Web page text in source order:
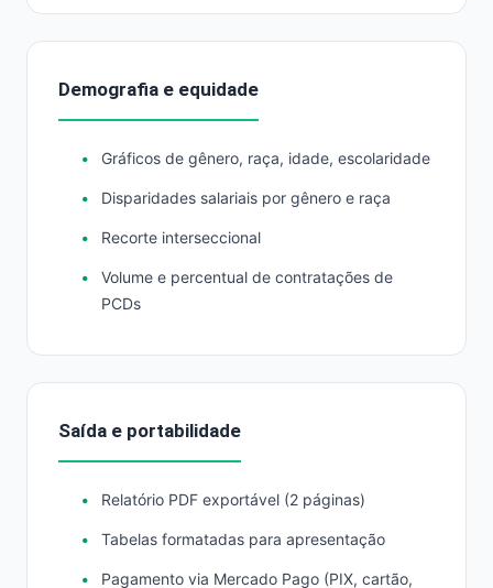
Demografia e equidade
Gráficos de gênero, raça, idade, escolaridade
Disparidades salariais por gênero e raça
Recorte interseccional
Volume e percentual de contratações de
PCDs
Saída e portabilidade
Relatório PDF exportável (2 páginas)
Tabelas formatadas para apresentação
Pagamento via Mercado Pago (PIX, cartão,